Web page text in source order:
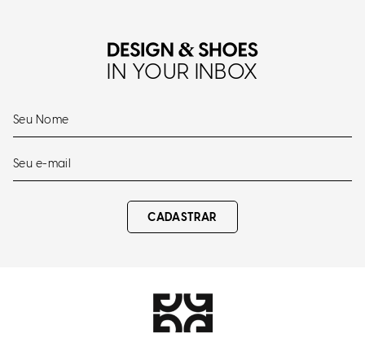
IN YOUR INBOX
CADASTRAR